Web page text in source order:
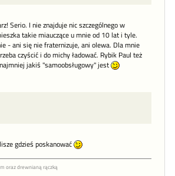
Serio. I nie znajduje nic szczególnego w
takie miauczące u mnie od 10 lat i tyle.
- ani się nie fraternizuje, ani olewa. Dla mnie
czyścić i do michy ładować. Rybik Paul też
jakiś "samoobsługowy" jest
gdzieś poskanować
oraz drewnianą rączką